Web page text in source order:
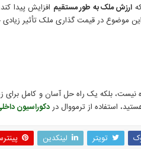
ارزش ملک به طور مستقیم افزایش پیدا
موضوع در قیمت گذاری ملک تأثیر
نیست، بلکه یک راه حل آسان و کامل برای
استفاده از ترمووال دردکوراسیون
تویتر لینکدین